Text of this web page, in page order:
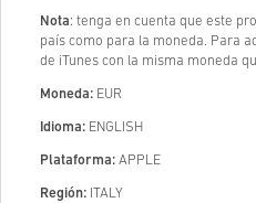
Nota: tenga en cuenta que este
país como para la moneda. Para
de iTunes con la misma moneda
Moneda: EUR
Idioma: ENGLISH
Plataforma: APPLE
Región: ITALY